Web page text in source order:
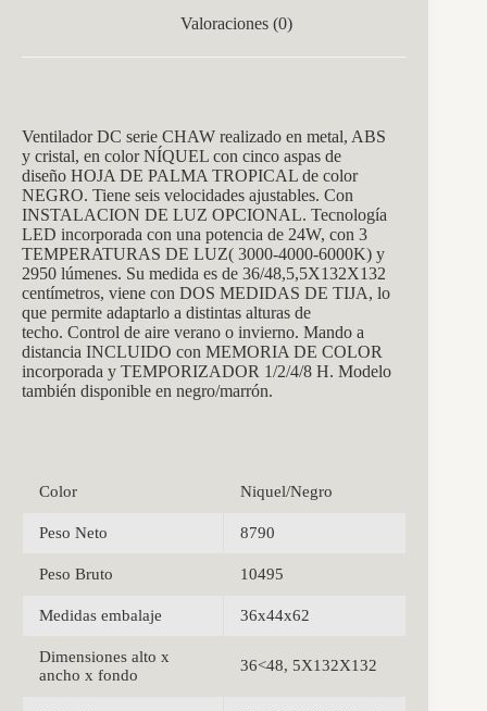
Valoraciones (0)
Ventilador DC serie CHAW realizado en metal, ABS
y cristal, en color NÍQUEL con cinco aspas de
diseño HOJA DE PALMA TROPICAL de color
NEGRO. Tiene seis velocidades ajustables. Con
INSTALACION DE LUZ OPCIONAL. Tecnología
LED incorporada con una potencia de 24W, con 3
TEMPERATURAS DE LUZ( 3000-4000-6000K) y
2950 lúmenes. Su medida es de 36/48,5,5X132X132
centímetros, viene con DOS MEDIDAS DE TIJA, lo
que permite adaptarlo a distintas alturas de
techo. Control de aire verano o invierno. Mando a
distancia INCLUIDO con MEMORIA DE COLOR
incorporada y TEMPORIZADOR 1/2/4/8 H. Modelo
también disponible en negro/marrón.
Color Niquel/Negro
Peso Neto 8790
Peso Bruto 10495
Medidas embalaje 36x44x62
Dimensiones alto x
ancho x fondo
36<48, 5X132X132